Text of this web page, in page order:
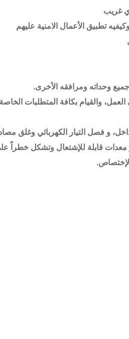
غريب
تطبيق الأعمال الامنية عليهم
وحداته ومرافقه الأخرى.
العمل، والقيام بكافة المتطلبات
و فصل التيار الكهربائي وغلق
معدات قابلة للإشتعال وتشكل خطراً